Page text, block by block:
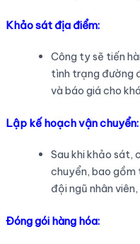
Khảo sát địa điểm:
Công ty sẽ tiến
tình trạng đường
và báo giá cho
Lập kế hoạch vận chuyển:
Sau khi khảo sát,
chuyển, bao gồm
đội ngũ nhân
Đóng gói hàng hóa: